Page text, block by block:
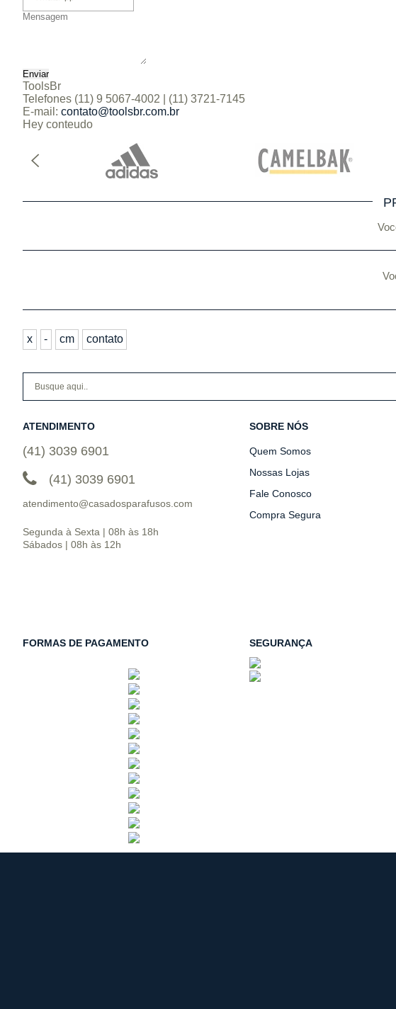
ToolsBr
Telefones (11) 9 5067-4002 | (11) 3721-7145
E-mail: contato@toolsbr.com.br
Hey conteudo
x - cm contato
ATENDIMENTO
(41) 3039 6901
(41) 3039 6901
atendimento@casadosparafusos.com
Segunda à Sexta | 08h às 18h
Sábados | 08h às 12h
SOBRE NÓS
Quem Somos
Nossas Lojas
Fale Conosco
Compra Segura
FORMAS DE PAGAMENTO SEGURANÇA